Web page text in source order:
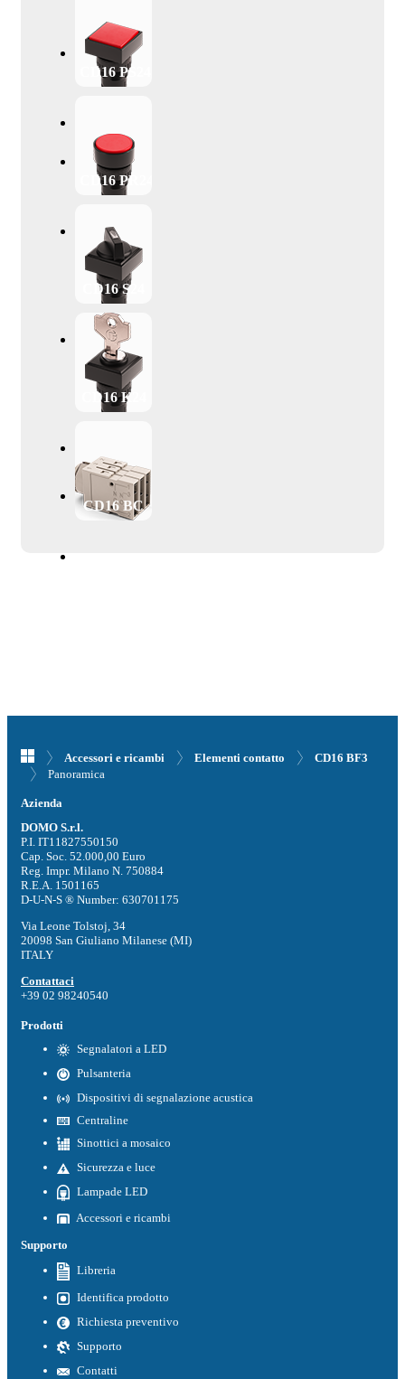
CD16 PS24
CD16 PR24
CD16 S24
CD16 K24
CD16 BC
Accessori e ricambi Elementi contatto
CD16 BF3
Panoramica
Azienda
DOMO S.r.l.
P.I. IT11827550150
Cap. Soc. 52.000,00 Euro
Reg. Impr. Milano N. 750884
R.E.A. 1501165
D-U-N-S ® Number: 630701175
Via Leone Tolstoj, 34
20098 San Giuliano Milanese (MI)
ITALY
Contattaci
+39 02 98240540
Prodotti
Segnalatori a LED
Pulsanteria
Dispositivi di segnalazione acustica
Centraline
Sinottici a mosaico
Sicurezza e luce
Lampade LED
Accessori e ricambi
Supporto
Libreria
Identifica prodotto
Richiesta preventivo
Supporto
Contatti